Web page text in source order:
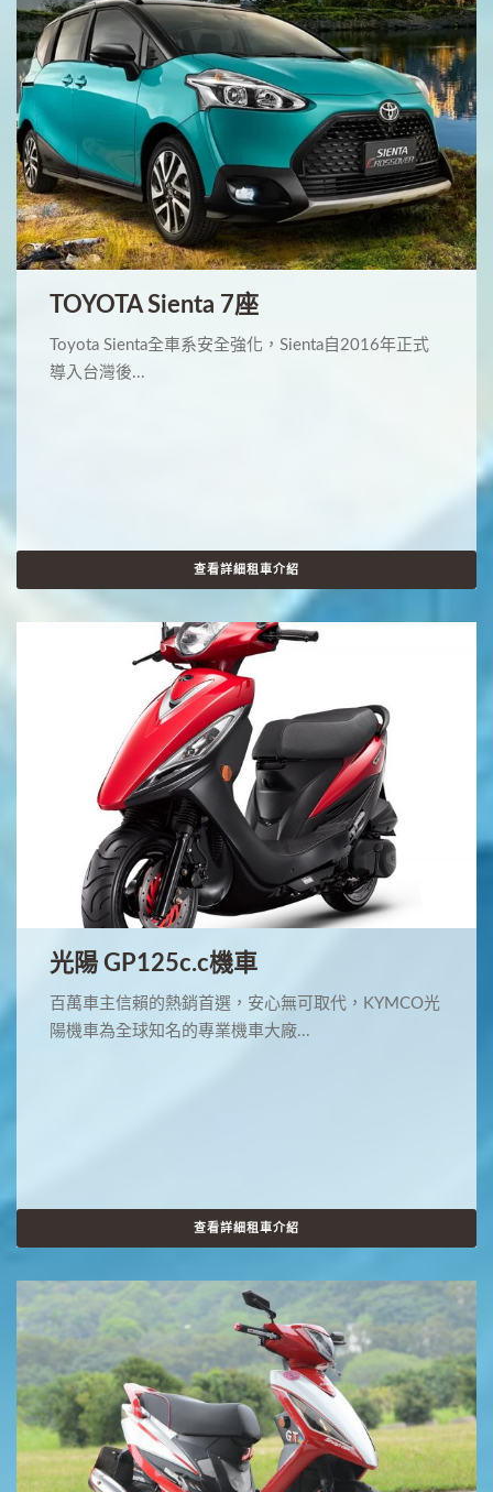
TOYOTA Sienta 7座
Toyota Sienta全車系安全強化，Sienta自2016年正式
導入台灣後...
查看詳細租車介紹
光陽 GP125c.c機車
百萬車主信賴的熱銷首選，安心無可取代，KYMCO光
陽機車為全球知名的專業機車大廠...
查看詳細租車介紹